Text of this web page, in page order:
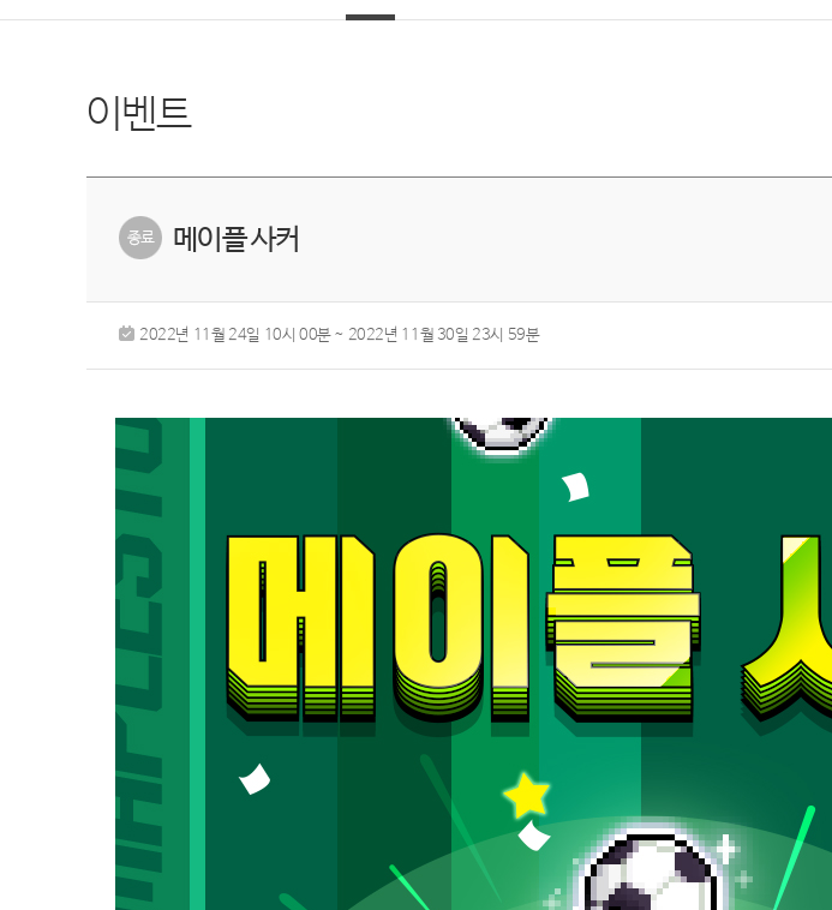
이벤트
메이플 사커
2022년 11월 24일 10시 00분 ~ 2022년 11월 30일 23시 59분